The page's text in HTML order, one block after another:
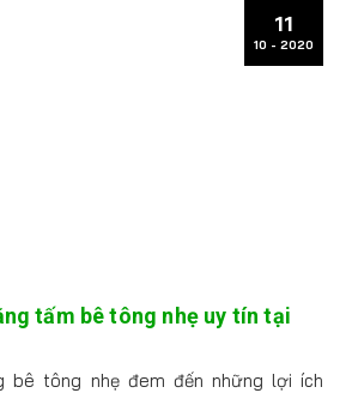
11
10 - 2020
tấm bê tông nhẹ uy tín tại
bê tông nhẹ đem đến những lợi ích